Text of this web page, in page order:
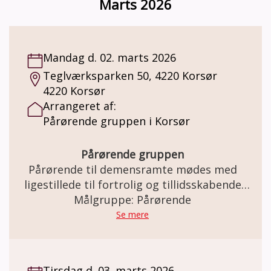
gruppeleder, der er frivillig, men som har
været på kursus ved Alzheimerforeningen.
dig her:
https://www.alzheimer.dk/aktiviteter/
trivsel/paaroerende/paaroerendegruppe/
Marts 2026
Mandag d. 02. marts 2026
Teglværksparken 50, 4220 Korsør
4220 Korsør
Arrangeret af:
Pårørende gruppen i Korsør
Pårørende gruppen
Pårørende til demensramte mødes med
ligestillede til fortrolig og tillidsskabende
samtale om processen i demens forløbet.
Før og efter døden.
Målgruppe: Pårørende
Se mere